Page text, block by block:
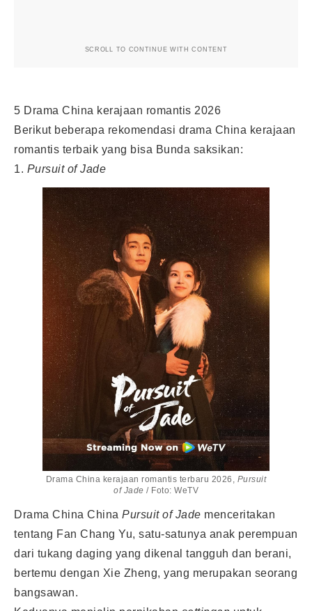
SCROLL TO CONTINUE WITH CONTENT
5 Drama China kerajaan romantis 2026
Berikut beberapa rekomendasi drama China kerajaan
romantis terbaik yang bisa Bunda saksikan:
1. Pursuit of Jade
Drama China kerajaan romantis terbaru 2026, Pursuit
of Jade / Foto: WeTV
Drama China China Pursuit of Jade menceritakan
tentang Fan Chang Yu, satu-satunya anak perempuan
dari tukang daging yang dikenal tangguh dan berani,
bertemu dengan Xie Zheng, yang merupakan seorang
bangsawan.